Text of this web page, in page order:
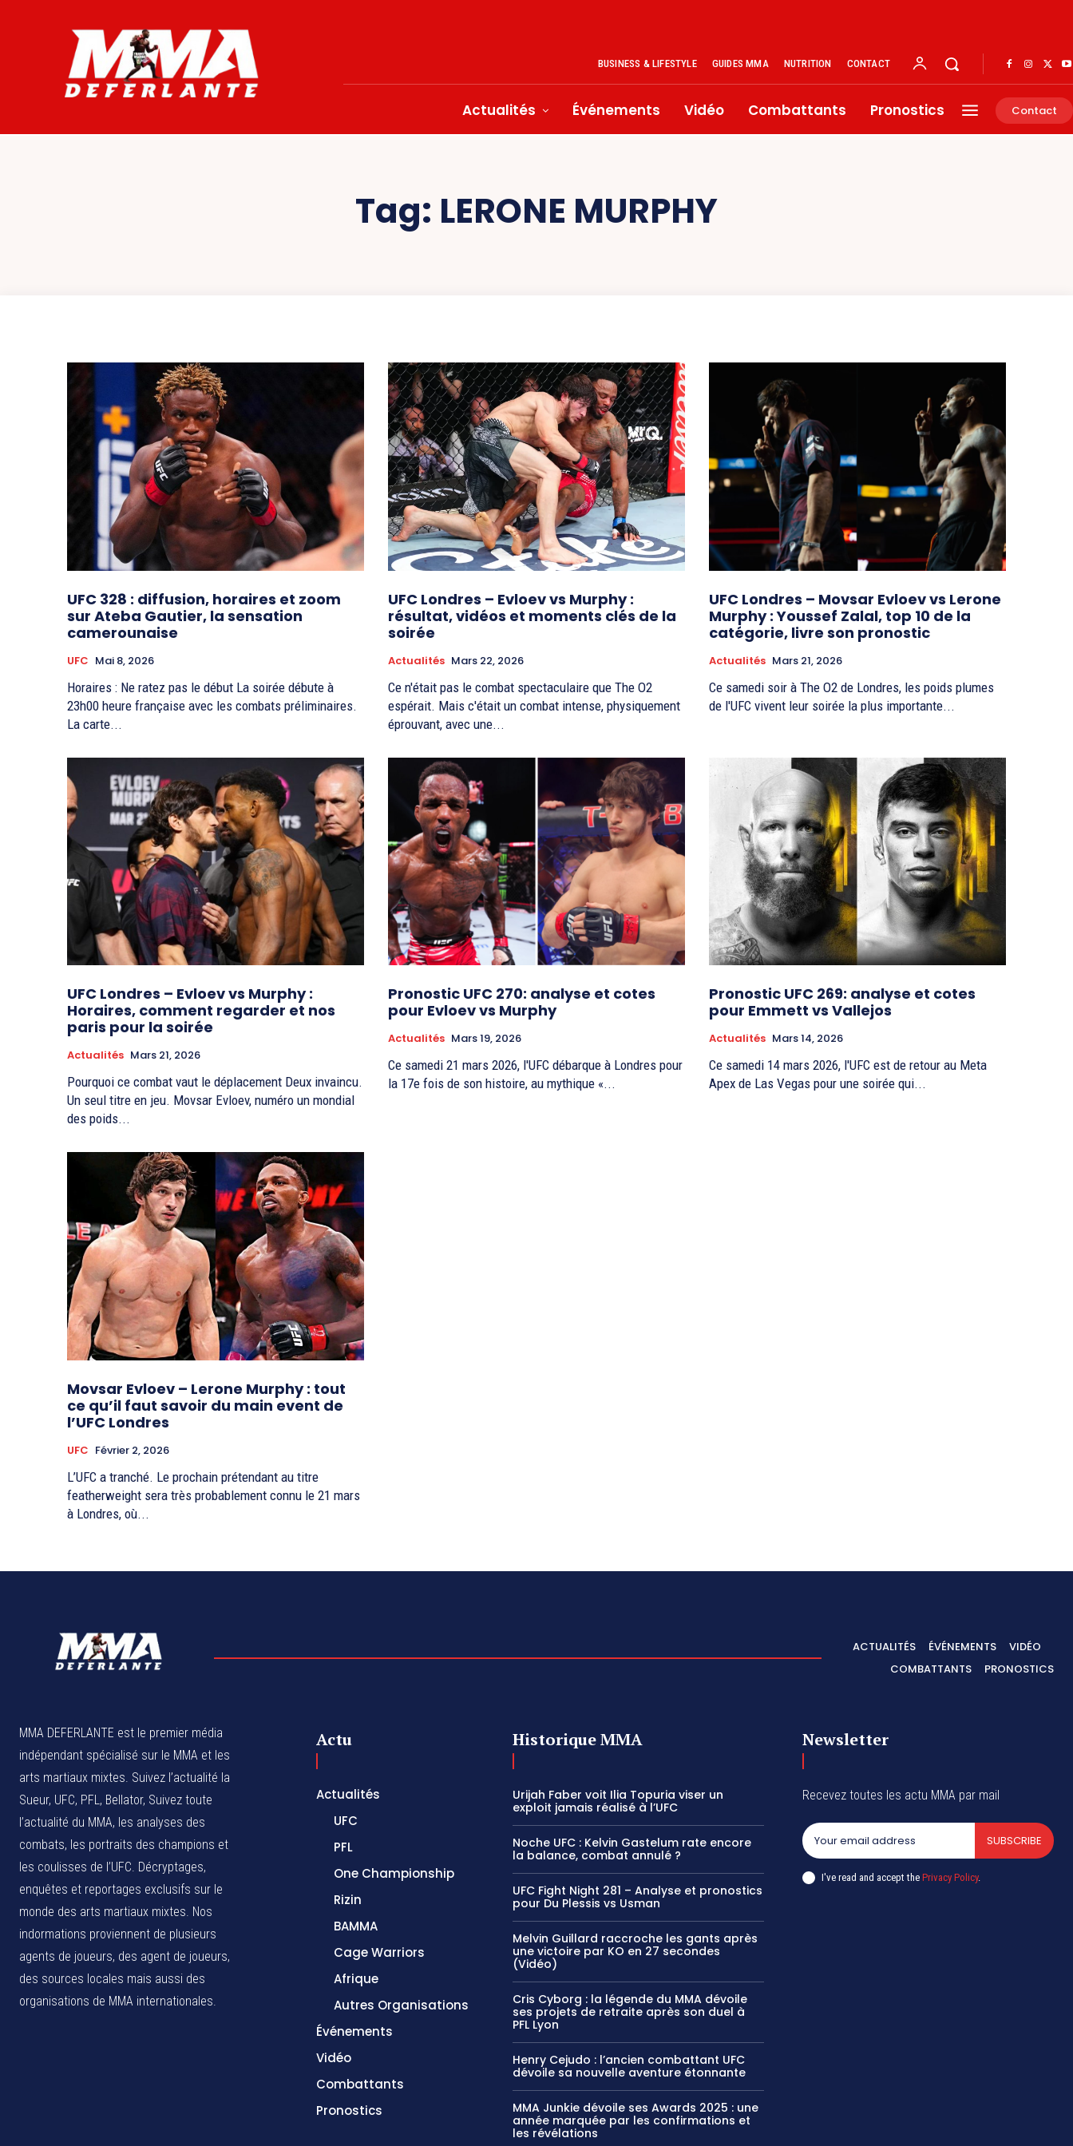
BUSINESS & LIFESTYLE GUIDES MMA NUTRITION CONTACT
Actualités Événements Vidéo Combattants Pronostics Contact
Tag: LERONE MURPHY
UFC 328 : diffusion, horaires et zoom
sur Ateba Gautier, la sensation
camerounaise
UFC Mai 8, 2026
Horaires : Ne ratez pas le début La soirée débute à
23h00 heure française avec les combats préliminaires.
La carte...
UFC Londres – Evloev vs Murphy :
résultat, vidéos et moments clés de la
soirée
Actualités Mars 22, 2026
Ce n'était pas le combat spectaculaire que The O2
espérait. Mais c'était un combat intense, physiquement
éprouvant, avec une...
UFC Londres – Movsar Evloev vs Lerone
Murphy : Youssef Zalal, top 10 de la
catégorie, livre son pronostic
Actualités Mars 21, 2026
Ce samedi soir à The O2 de Londres, les poids plumes
de l'UFC vivent leur soirée la plus importante...
UFC Londres – Evloev vs Murphy :
Horaires, comment regarder et nos
paris pour la soirée
Actualités Mars 21, 2026
Pourquoi ce combat vaut le déplacement Deux invaincu.
Un seul titre en jeu. Movsar Evloev, numéro un mondial
des poids...
Pronostic UFC 270: analyse et cotes
pour Evloev vs Murphy
Actualités Mars 19, 2026
Ce samedi 21 mars 2026, l'UFC débarque à Londres pour
la 17e fois de son histoire, au mythique «...
Pronostic UFC 269: analyse et cotes
pour Emmett vs Vallejos
Actualités Mars 14, 2026
Ce samedi 14 mars 2026, l'UFC est de retour au Meta
Apex de Las Vegas pour une soirée qui...
Movsar Evloev – Lerone Murphy : tout
ce qu’il faut savoir du main event de
l’UFC Londres
UFC Février 2, 2026
L’UFC a tranché. Le prochain prétendant au titre
featherweight sera très probablement connu le 21 mars
à Londres, où...
ACTUALITÉS ÉVÉNEMENTS
VIDÉO
COMBATTANTS
PRONOSTICS
MMA DEFERLANTE est le premier média
indépendant spécialisé sur le MMA et les
arts martiaux mixtes. Suivez l’actualité la
Sueur, UFC, PFL, Bellator, Suivez toute
l’actualité du MMA, les analyses des
combats, les portraits des champions et
les coulisses de l’UFC. Décryptages,
enquêtes et reportages exclusifs sur le
monde des arts martiaux mixtes. Nos
indormations proviennent de plusieurs
agents de joueurs, des agent de joueurs,
des sources locales mais aussi des
organisations de MMA internationales.
Actu
Actualités
UFC
PFL
One Championship
Rizin
BAMMA
Cage Warriors
Afrique
Autres Organisations
Événements
Vidéo
Combattants
Pronostics
Historique MMA
Urijah Faber voit Ilia Topuria viser un
exploit jamais réalisé à l’UFC
Noche UFC : Kelvin Gastelum rate encore
la balance, combat annulé ?
UFC Fight Night 281 – Analyse et pronostics
pour Du Plessis vs Usman
Melvin Guillard raccroche les gants après
une victoire par KO en 27 secondes
(Vidéo)
Cris Cyborg : la légende du MMA dévoile
ses projets de retraite après son duel à
PFL Lyon
Henry Cejudo : l’ancien combattant UFC
dévoile sa nouvelle aventure étonnante
MMA Junkie dévoile ses Awards 2025 : une
année marquée par les confirmations et
les révélations
Newsletter
Recevez toutes les actu MMA par mail
SUBSCRIBE
I've read and accept thePrivacy Policy.